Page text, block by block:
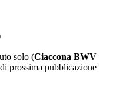
solo (Ciaccona BWV
prossima pubblicazione